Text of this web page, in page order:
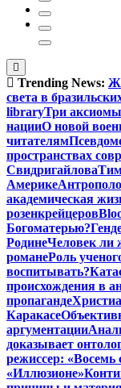
Trending News:
света в
libraryТри аксиомы
нацииО новой
читателям
пространствах
Свидригайлова
Америке
академическая
розенкрейцеров
Богоматерью?
РодинеЧеловек ли
романеРоль
воспитывать?
происхождения в
пропаганде
Каракасе
аргументации
доказывает
режиссер: «Восемь
«Иллюзионе»